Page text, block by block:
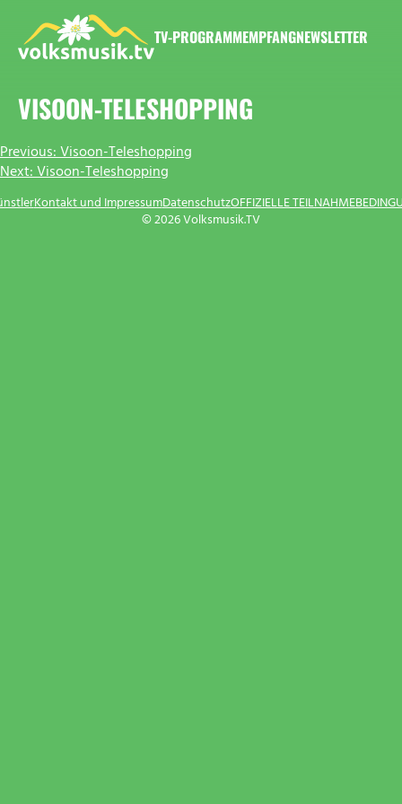
Inhalt
springen
TV-PROGRAMMEMPFANGNEWSLETTER
VISOON-TELESHOPPING
BEITRAGSNAVIGATION
Previous:Visoon-Teleshopping
Next:Visoon-Teleshopping
© 2026 Volksmusik.TV
Kontakt und ImpressumDatenschutzOFFIZIELLE